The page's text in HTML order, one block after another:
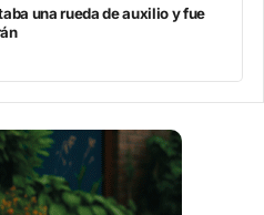
una rueda de auxilio y fue